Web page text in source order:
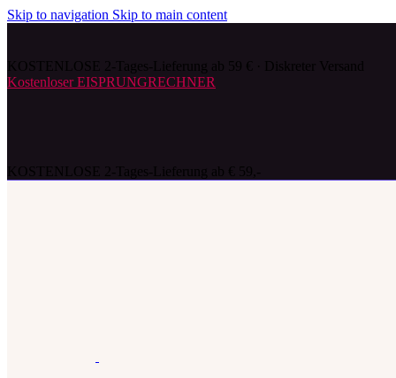
Skip to navigation Skip to main content
Kostenloser EISPRUNGRECHNER